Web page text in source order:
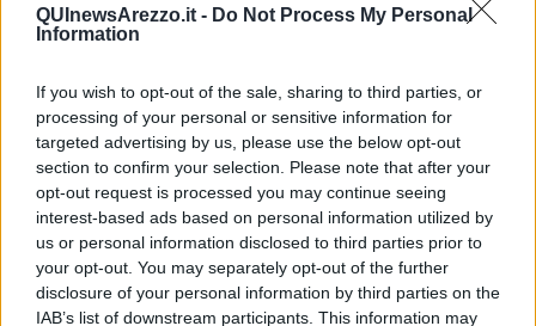
QUInewsArezzo.it - Do Not Process My Personal
Information
If you wish to opt-out of the sale, sharing to third parties, or
processing of your personal or sensitive information for
targeted advertising by us, please use the below opt-out
section to confirm your selection. Please note that after your
opt-out request is processed you may continue seeing
interest-based ads based on personal information utilized by
us or personal information disclosed to third parties prior to
your opt-out. You may separately opt-out of the further
disclosure of your personal information by third parties on the
IAB’s list of downstream participants. This information may
AREZZO —I lupicontinuano a tormentare il territorio aretino.
Nell'ultimo attacco sono statiazzannati e sbranati sei mufloni
avvenuto due notti fa nel parco di Lignano. Trovate anche pecore
morte, colpite alla gola o alle zampe posteriori.
Informata sull'accaduto la Polizia provinciale. Lo spazio verde è di
proprietà comunale e rappresenta un luogo di ristoro, in particolare
dal caldo estivo, per chi abita in città. Non solo, è particolarmente
amato dai più piccoli proprio per la possibilità di ammirare,
gratuitamente, gli animali. E' spesso meta pure di scolaresche per
iniziative legate all'ambiente.